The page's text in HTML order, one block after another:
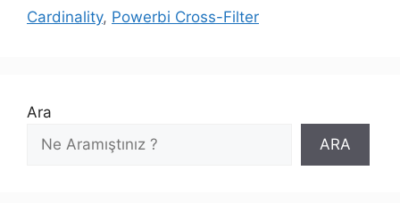
Cardinality, Powerbi Cross-Filter
Ara
ARA